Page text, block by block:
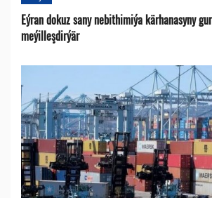
Eýran dokuz sany nebithimiýa kärhanasyny
meýilleşdirýär